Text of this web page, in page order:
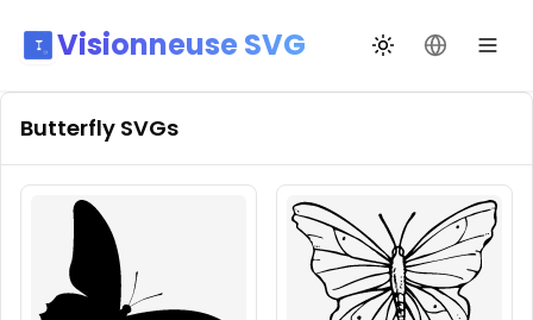
Visionneuse SVG Переключить
Сменить
Butterfly SVGs